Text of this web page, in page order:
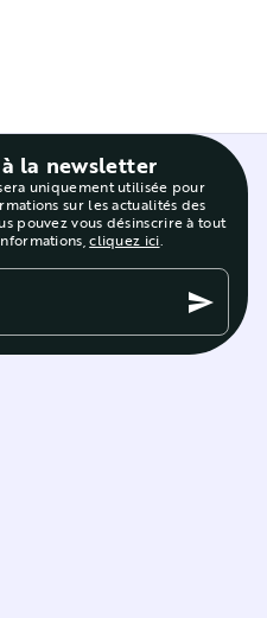
la newsletter
uniquement utilisée pour
sur les actualités des
pouvez vous désinscrire à tout
cliquez ici.
send